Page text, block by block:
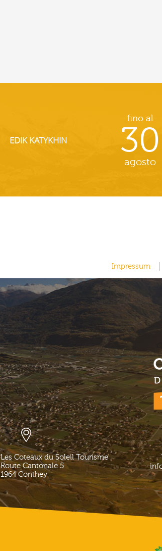
EDIK KATYKHIN
fino al
30
agosto
Impressum
Les Coteaux du Soleil Tourisme
Route Cantonale 5
1964 Conthey